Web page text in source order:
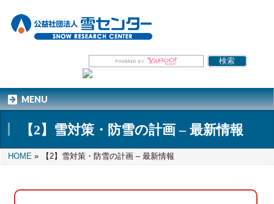
MENU
【2】雪対策・防雪の計画 – 最新情報
HOME » 【2】雪対策・防雪の計画 – 最新情報